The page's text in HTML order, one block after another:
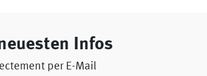
Infos
per E-Mail